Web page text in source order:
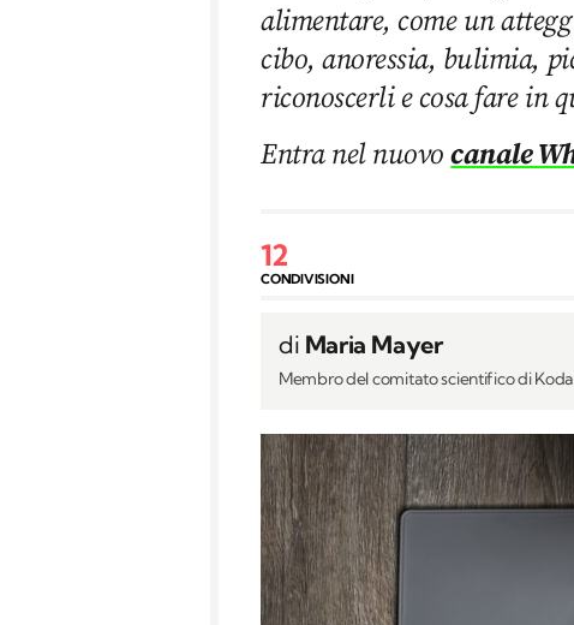
alimentare, come un
cibo, anoressia, bulimia,
riconoscerli e cosa fare in
Entra nel nuovocanale
12
CONDIVISIONI
di Maria Mayer
Membro del comitato scientifico di